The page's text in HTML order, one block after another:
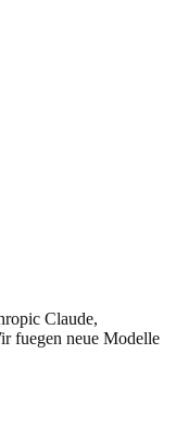
Claude,
fuegen neue Modelle